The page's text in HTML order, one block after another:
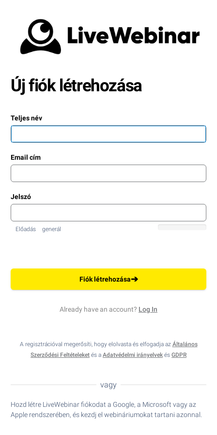
Új fiók létrehozása
Teljes név
Email cím
Jelszó
Előadás generál
Fiók létrehozása➔
Already have an account? Log In
A regisztrációval megerősíti, hogy elolvasta és elfogadja az Általános
Szerződési Feltételeket és a Adatvédelmi irányelvek és GDPR
vagy
Hozd létre LiveWebinar fiókodat a Google, a Microsoft vagy az
Apple rendszerében, és kezdj el webináriumokat tartani azonnal.